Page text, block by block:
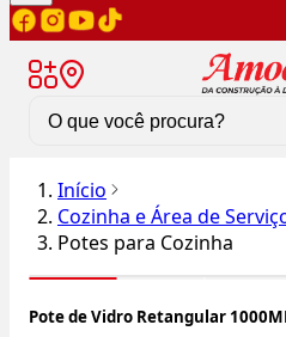
Início
Cozinha e Área de
Potes para Cozinha
Pote de Vidro Retangular